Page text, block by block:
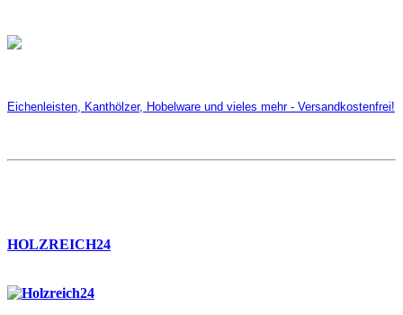
Eichenleisten, Kanthölzer, Hobelware und vieles mehr - Versandkostenfrei!
HOLZREICH24